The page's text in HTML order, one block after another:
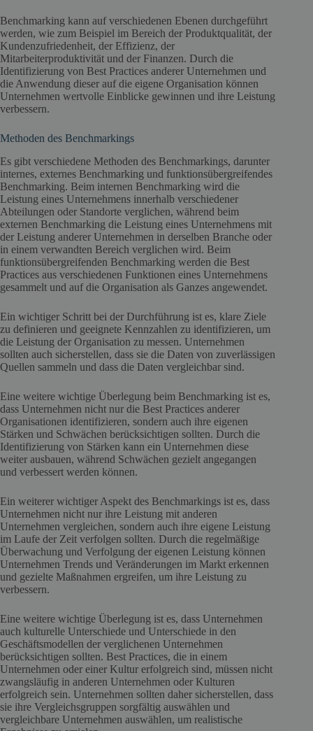
Benchmarking kann auf verschiedenen Ebenen durchgeführt
werden, wie zum Beispiel im Bereich der Produktqualität, der
Kundenzufriedenheit, der Effizienz, der
Mitarbeiterproduktivität und der Finanzen. Durch die
Identifizierung von Best Practices anderer Unternehmen und
die Anwendung dieser auf die eigene Organisation können
Unternehmen wertvolle Einblicke gewinnen und ihre Leistung
verbessern.
Methoden des Benchmarkings
Es gibt verschiedene Methoden des Benchmarkings, darunter
internes, externes Benchmarking und funktionsübergreifendes
Benchmarking. Beim internen Benchmarking wird die
Leistung eines Unternehmens innerhalb verschiedener
Abteilungen oder Standorte verglichen, während beim
externen Benchmarking die Leistung eines Unternehmens mit
der Leistung anderer Unternehmen in derselben Branche oder
in einem verwandten Bereich verglichen wird. Beim
funktionsübergreifenden Benchmarking werden die Best
Practices aus verschiedenen Funktionen eines Unternehmens
gesammelt und auf die Organisation als Ganzes angewendet.
Ein wichtiger Schritt bei der Durchführung ist es, klare Ziele
zu definieren und geeignete Kennzahlen zu identifizieren, um
die Leistung der Organisation zu messen. Unternehmen
sollten auch sicherstellen, dass sie die Daten von zuverlässigen
Quellen sammeln und dass die Daten vergleichbar sind.
Eine weitere wichtige Überlegung beim Benchmarking ist es,
dass Unternehmen nicht nur die Best Practices anderer
Organisationen identifizieren, sondern auch ihre eigenen
Stärken und Schwächen berücksichtigen sollten. Durch die
Identifizierung von Stärken kann ein Unternehmen diese
weiter ausbauen, während Schwächen gezielt angegangen
und verbessert werden können.
Ein weiterer wichtiger Aspekt des Benchmarkings ist es, dass
Unternehmen nicht nur ihre Leistung mit anderen
Unternehmen vergleichen, sondern auch ihre eigene Leistung
im Laufe der Zeit verfolgen sollten. Durch die regelmäßige
Überwachung und Verfolgung der eigenen Leistung können
Unternehmen Trends und Veränderungen im Markt erkennen
und gezielte Maßnahmen ergreifen, um ihre Leistung zu
verbessern.
Eine weitere wichtige Überlegung ist es, dass Unternehmen
auch kulturelle Unterschiede und Unterschiede in den
Geschäftsmodellen der verglichenen Unternehmen
berücksichtigen sollten. Best Practices, die in einem
Unternehmen oder einer Kultur erfolgreich sind, müssen nicht
zwangsläufig in anderen Unternehmen oder Kulturen
erfolgreich sein. Unternehmen sollten daher sicherstellen, dass
sie ihre Vergleichsgruppen sorgfältig auswählen und
vergleichbare Unternehmen auswählen, um realistische